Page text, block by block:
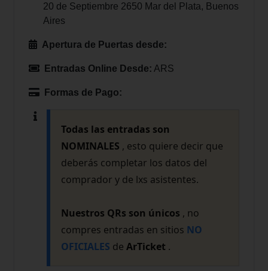
20 de Septiembre 2650 Mar del Plata, Buenos
Aires
Apertura de Puertas desde:
Entradas Online Desde: ARS
Formas de Pago:
Todas las entradas son
NOMINALES , esto quiere decir que
deberás completar los datos del
comprador y de lxs asistentes.
Nuestros QRs son únicos , no
compres entradas en sitios NO
OFICIALES de ArTicket .